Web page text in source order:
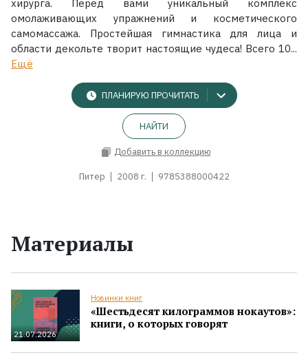
хирурга. Перед вами уникальный комплекс
омолаживающих упражнений и косметического
самомассажа. Простейшая гимнастика для лица и
области декольте творит настоящие чудеса! Всего 10...
Ещё
ПЛАНИРУЮ ПРОЧИТАТЬ
НАЙТИ
Добавить в коллекцию
Питер 2008 г. 9785388000422
Материалы
21.07.2026
Новинки книг
«Шестьдесят килограммов нокаутов»:
книги, о которых говорят